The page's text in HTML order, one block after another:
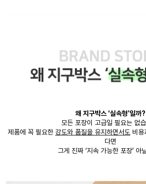
왜 지구박스 ‘실속형’일까?
모든 포장이 고급일 필요는 없
제품에 꼭 필요한 강도와 품질을 유지하면서도 비
다면
그게 진짜 ‘지속 가능한 포장’ 아